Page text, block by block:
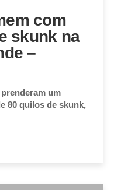
com
skunk na
–
um
80 quilos de skunk,